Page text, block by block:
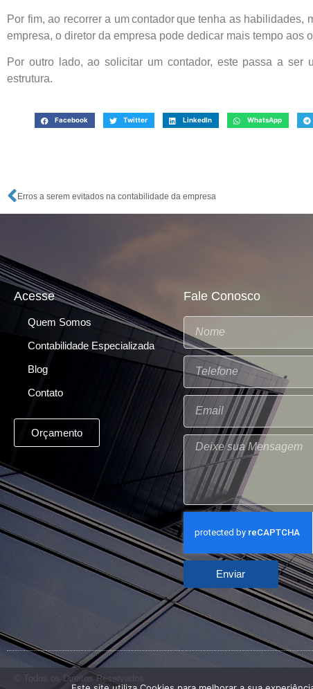
Por fim, ao recorrer a um contador que tenha as
empresa, o diretor da empresa pode dedicar mais tempo
Por outro lado, ao solicitar um contador, este passa a
estrutura.
Facebook Twitter LinkedIn WhatsApp
Erros a serem evitados na contabilidade da empresa
Acesse
Quem Somos
Contabilidade Especializada
Blog
Contato
Orçamento
Fale Conosco
Enviar
© Todos os Direitos Reservados